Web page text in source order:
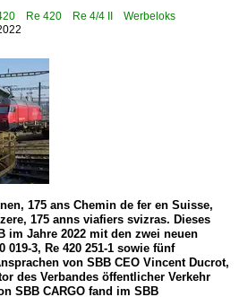
420 Re 420 Re 4/4 II Werbeloks
175 ans Chemin de fer en Suisse,
175 anns viafiers svizras. Dieses
im Jahre 2022 mit den zwei neuen
019-3, Re 420 251-1 sowie fünf
von SBB CEO Vincent Ducrot,
des Verbandes öffentlicher Verkehr
SBB CARGO fand im SBB